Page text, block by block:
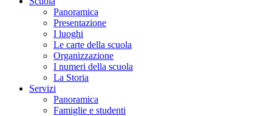
Panoramica
Presentazione
I luoghi
Le carte della scuola
Organizzazione
I numeri della scuola
La Storia
Servizi
Panoramica
Famiglie e studenti